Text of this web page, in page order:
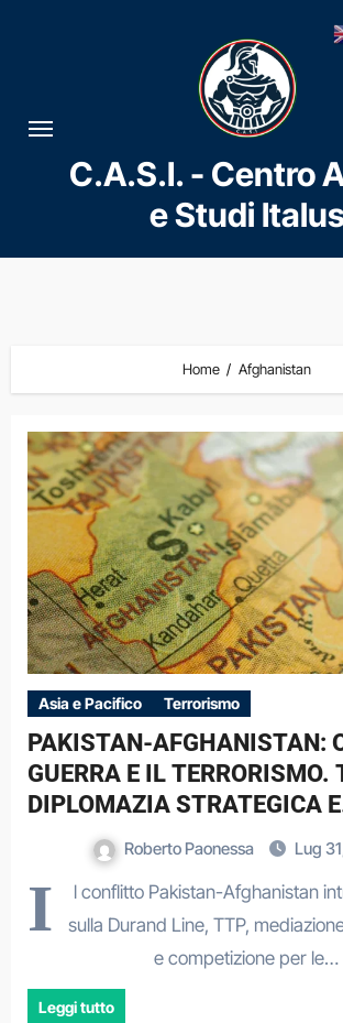
al
contenuto
C.A.S.I. - Centro
e Studi
Home Afghanistan
Asia e Pacifico Terrorismo
PAKISTAN-AFGHANISTAN:
GUERRA E IL TERRORISMO.
DIPLOMAZIA STRATEGICA E
DINAMICHE DI UN
REGIONALE
Roberto Paonessa Lug
I
l conflitto Pakistan-Afghanistan
sulla Durand Line, TTP,
e competizione per le…
Leggi tutto